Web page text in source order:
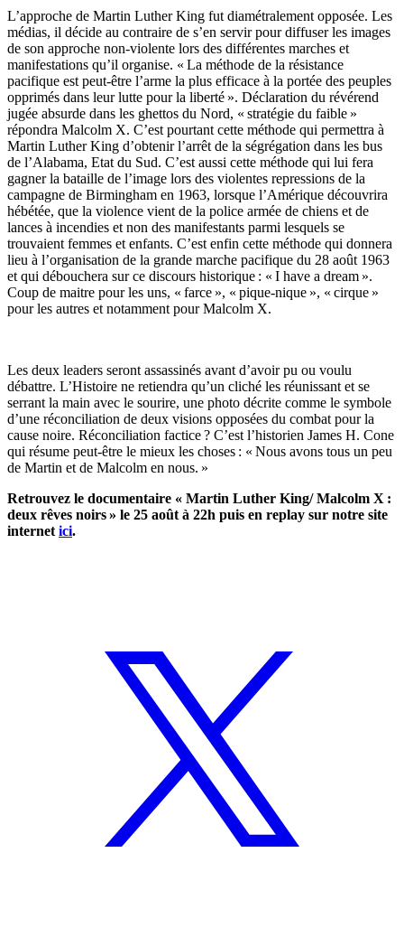
L’approche de Martin Luther King fut diamétralement opposée. Les
médias, il décide au contraire de s’en servir pour diffuser les images
de son approche non-violente lors des différentes marches et
manifestations qu’il organise. « La méthode de la résistance
pacifique est peut-être l’arme la plus efficace à la portée des peuples
opprimés dans leur lutte pour la liberté ». Déclaration du révérend
jugée absurde dans les ghettos du Nord, « stratégie du faible »
répondra Malcolm X. C’est pourtant cette méthode qui permettra à
Martin Luther King d’obtenir l’arrêt de la ségrégation dans les bus
de l’Alabama, Etat du Sud. C’est aussi cette méthode qui lui fera
gagner la bataille de l’image lors des violentes repressions de la
campagne de Birmingham en 1963, lorsque l’Amérique découvrira
hébétée, que la violence vient de la police armée de chiens et de
lances à incendies et non des manifestants parmi lesquels se
trouvaient femmes et enfants. C’est enfin cette méthode qui donnera
lieu à l’organisation de la grande marche pacifique du 28 août 1963
et qui débouchera sur ce discours historique : « I have a dream ».
Coup de maitre pour les uns, « farce », « pique-nique », « cirque »
pour les autres et notamment pour Malcolm X.
Les deux leaders seront assassinés avant d’avoir pu ou voulu
débattre. L’Histoire ne retiendra qu’un cliché les réunissant et se
serrant la main avec le sourire, une photo décrite comme le symbole
d’une réconciliation de deux visions opposées du combat pour la
cause noire. Réconciliation factice ? C’est l’historien James H. Cone
qui résume peut-être le mieux les choses : « Nous avons tous un peu
de Martin et de Malcolm en nous. »
Retrouvez le documentaire « Martin Luther King/ Malcolm X :
deux rêves noirs » le 25 août à 22h puis en replay sur notre site
internet ici.